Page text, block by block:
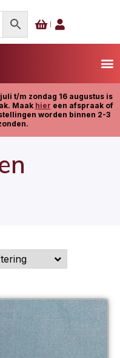
t/m zondag 16 augustus is
Maak hier een afspraak of
worden binnen 2-3